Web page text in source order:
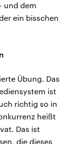
und dem
ein bisschen
Übung. Das
ist
richtig so in
heißt
Das ist
die dieses